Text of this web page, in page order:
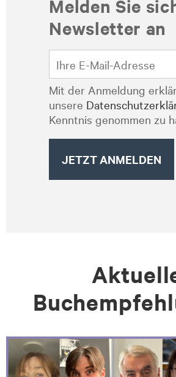
Melden Sie
Newsletter an
Mit der Anmeldung
unsere
Kenntnis genommen zu